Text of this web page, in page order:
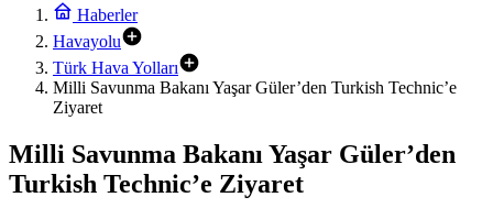
Haberler
Havayolu
Türk Hava Yolları
Milli Savunma Bakanı Yaşar Güler’den Turkish Technic’e
Ziyaret
Milli Savunma Bakanı Yaşar Güler’den
Turkish Technic’e Ziyaret